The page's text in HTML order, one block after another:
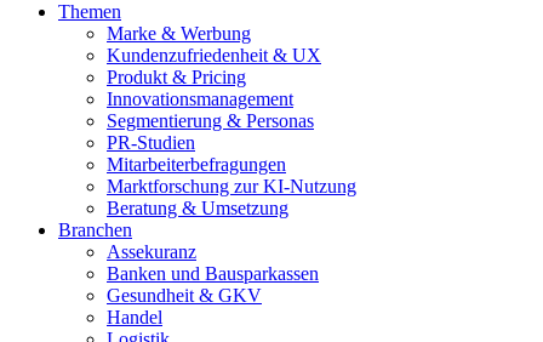
Themen
Marke & Werbung
Kundenzufriedenheit & UX
Produkt & Pricing
Innovationsmanagement
Segmentierung & Personas
PR-Studien
Mitarbeiterbefragungen
Marktforschung zur KI-Nutzung
Beratung & Umsetzung
Branchen
Assekuranz
Banken und Bausparkassen
Gesundheit & GKV
Handel